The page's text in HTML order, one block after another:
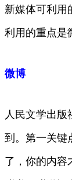
新媒体可利用
利用的重点是
微博
人民文学出
到。第一关键
了，你的内容